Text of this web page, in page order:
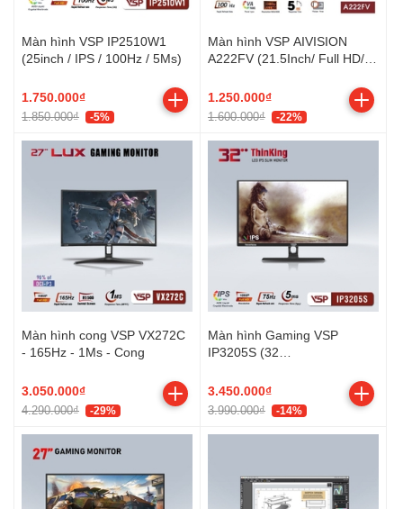
Màn hình VSP IP2510W1
(25inch / IPS / 100Hz / 5Ms)
1.750.000₫
1.850.000₫ -5%
Màn hình VSP AIVISION
A222FV (21.5Inch/ Full HD/
1.250.000₫
1.600.000₫ -22%
Màn hình cong VSP VX272C
- 165Hz - 1Ms - Cong
3.050.000₫
4.290.000₫ -29%
Màn hình Gaming VSP
IP3205S (32
3.450.000₫
3.990.000₫ -14%